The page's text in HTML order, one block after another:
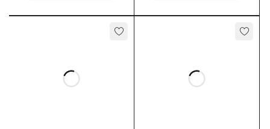
TORP (Torp Motors)
Typ produktu
/ skid plate), osłona silnika